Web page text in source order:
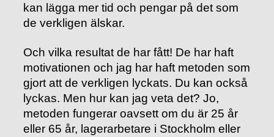
kan lägga mer tid och pengar på det som
de verkligen älskar.
Och vilka resultat de har fått! De har haft
motivationen och jag har haft metoden som
gjort att de verkligen lyckats. Du kan också
lyckas. Men hur kan jag veta det? Jo,
metoden fungerar oavsett om du är 25 år
eller 65 år, lagerarbetare i Stockholm eller